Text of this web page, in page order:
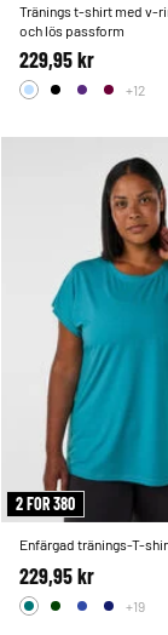
Tränings t-shirt med v-
och lös passform
229,95 kr
+12
2 FOR 380
Enfärgad tränings-T-
229,95 kr
+19